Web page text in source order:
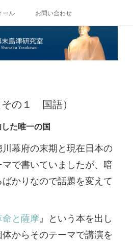
ール お問い合わせ
の１ 国語）
た唯一の国
幕府の末期と現在日本の
で書いていましたが、暗
かりなので話題を変えて
と薩摩 』という本を出し
からそのテーマで講演を